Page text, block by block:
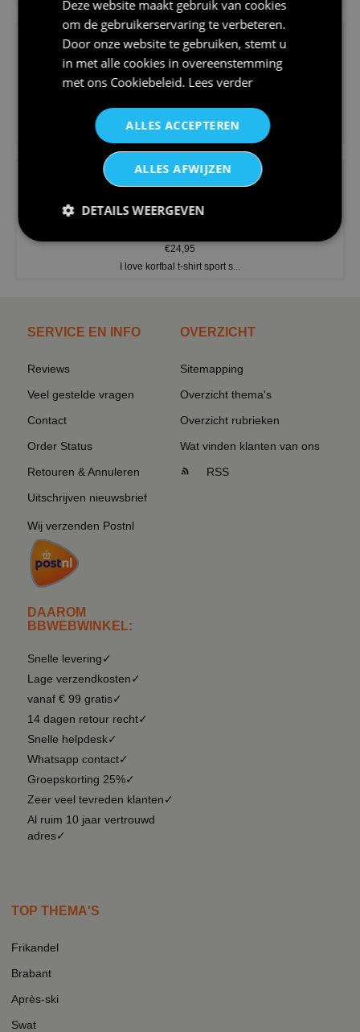
V-hals shirt rood wit blauw st...
€24,95
I love korfbal t-shirt sport s...
SERVICE EN INFO
Reviews
Veel gestelde vragen
Contact
Order Status
Retouren & Annuleren
Uitschrijven nieuwsbrief
Wij verzenden Postnl
DAAROM
BBWEBWINKEL:
Snelle levering✓
Lage verzendkosten✓
vanaf € 99 gratis✓
14 dagen retour recht✓
Snelle helpdesk✓
Whatsapp contact✓
Groepskorting 25%✓
Zeer veel tevreden klanten✓
Al ruim 10 jaar vertrouwd
adres✓
OVERZICHT
Sitemapping
Overzicht thema's
Overzicht rubrieken
Wat vinden klanten van ons
RSS
TOP THEMA'S
Frikandel
Brabant
Après-ski
Swat
Deze website maakt gebruik van cookies
om de gebruikerservaring te verbeteren.
Door onze website te gebruiken, stemt u
in met alle cookies in overeenstemming
met ons Cookiebeleid. Lees verder
ALLES ACCEPTEREN
ALLES AFWIJZEN
DETAILS WEERGEVEN